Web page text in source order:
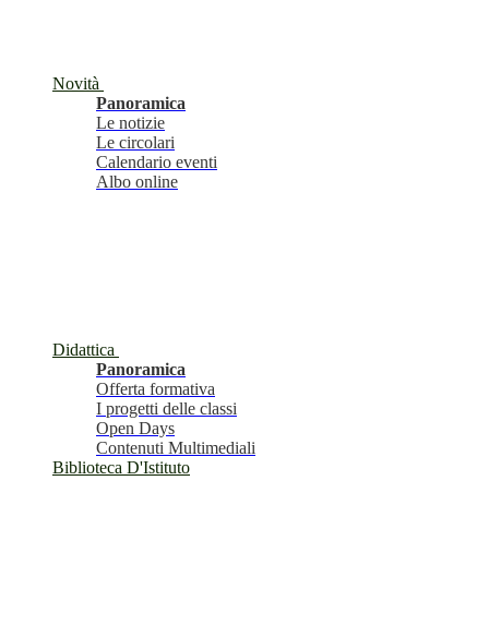
Novità
Panoramica
Le notizie
Le circolari
Calendario eventi
Albo online
Didattica
Panoramica
Offerta formativa
I progetti delle classi
Open Days
Contenuti Multimediali
Biblioteca D'Istituto